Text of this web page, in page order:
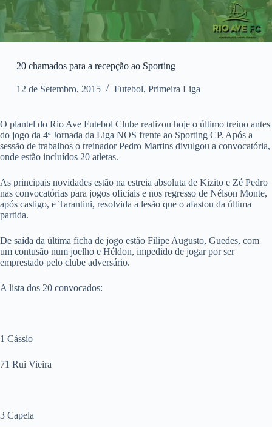
20 chamados para a recepção ao Sporting
12 de Setembro, 2015 Futebol, Primeira Liga
O plantel do Rio Ave Futebol Clube realizou hoje o último treino antes
do jogo da 4ª Jornada da Liga NOS frente ao Sporting CP. Após a
sessão de trabalhos o treinador Pedro Martins divulgou a convocatória,
onde estão incluídos 20 atletas.
As principais novidades estão na estreia absoluta de Kizito e Zé Pedro
nas convocatórias para jogos oficiais e nos regresso de Nélson Monte,
após castigo, e Tarantini, resolvida a lesão que o afastou da última
partida.
De saída da última ficha de jogo estão Filipe Augusto, Guedes, com
um contusão num joelho e Héldon, impedido de jogar por ser
emprestado pelo clube adversário.
A lista dos 20 convocados:
1 Cássio
71 Rui Vieira
3 Capela